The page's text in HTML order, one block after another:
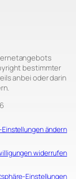
bestimmter
anbei oder darin
ändern
widerrufen
Einstellungen